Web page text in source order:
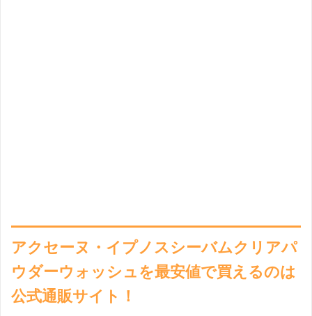
アクセーヌ・イプノスシーバムクリアパ
ウダーウォッシュを最安値で買えるのは
公式通販サイト！